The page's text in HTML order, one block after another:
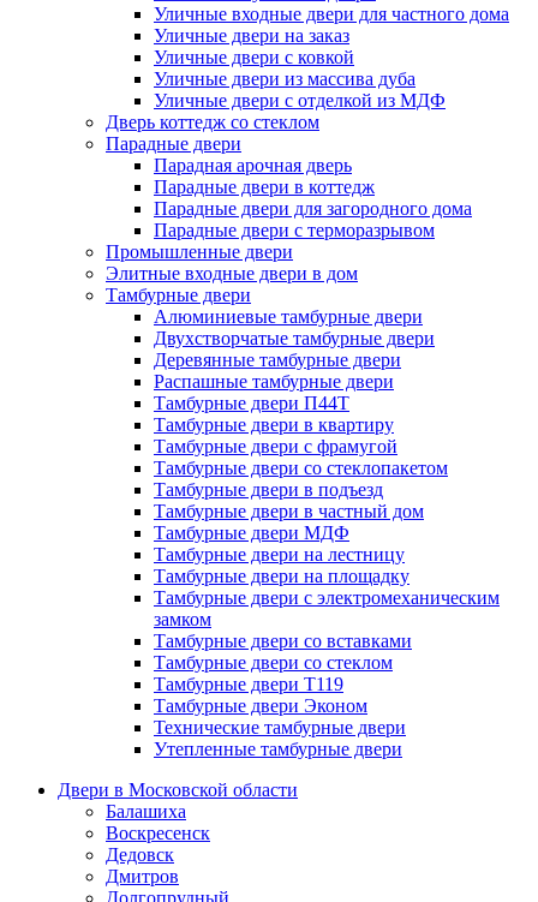
Уличные входные двери для частного дома
Уличные двери на заказ
Уличные двери с ковкой
Уличные двери из массива дуба
Уличные двери с отделкой из МДФ
Дверь коттедж со стеклом
Парадные двери
Парадная арочная дверь
Парадные двери в коттедж
Парадные двери для загородного дома
Парадные двери с терморазрывом
Промышленные двери
Элитные входные двери в дом
Тамбурные двери
Алюминиевые тамбурные двери
Двухстворчатые тамбурные двери
Деревянные тамбурные двери
Распашные тамбурные двери
Тамбурные двери П44Т
Тамбурные двери в квартиру
Тамбурные двери с фрамугой
Тамбурные двери со стеклопакетом
Тамбурные двери в подъезд
Тамбурные двери в частный дом
Тамбурные двери МДФ
Тамбурные двери на лестницу
Тамбурные двери на площадку
Тамбурные двери с электромеханическим
замком
Тамбурные двери со вставками
Тамбурные двери со стеклом
Тамбурные двери Т119
Тамбурные двери Эконом
Технические тамбурные двери
Утепленные тамбурные двери
Двери в Московской области
Балашиха
Воскресенск
Дедовск
Дмитров
Долгопрудный